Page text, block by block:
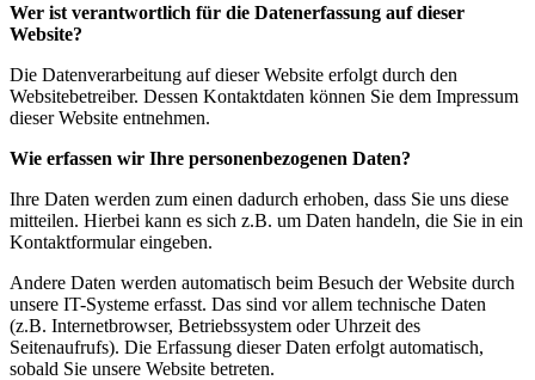
Wer ist verantwortlich für die Datenerfassung auf dieser
Website?
Die Datenverarbeitung auf dieser Website erfolgt durch den
Websitebetreiber. Dessen Kontaktdaten können Sie dem Impressum
dieser Website entnehmen.
Wie erfassen wir Ihre personenbezogenen Daten?
Ihre Daten werden zum einen dadurch erhoben, dass Sie uns diese
mitteilen. Hierbei kann es sich z.B. um Daten handeln, die Sie in ein
Kontaktformular eingeben.
Andere Daten werden automatisch beim Besuch der Website durch
unsere IT-Systeme erfasst. Das sind vor allem technische Daten
(z.B. Internetbrowser, Betriebssystem oder Uhrzeit des
Seitenaufrufs). Die Erfassung dieser Daten erfolgt automatisch,
sobald Sie unsere Website betreten.